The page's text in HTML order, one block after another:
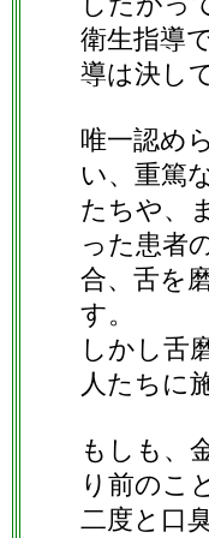
衛生指導
導は決し
唯一認め
い、重篤
たちや、
った患者
合、舌を
す。
しかし舌
人たちに
もしも、
り前のこ
二度と口